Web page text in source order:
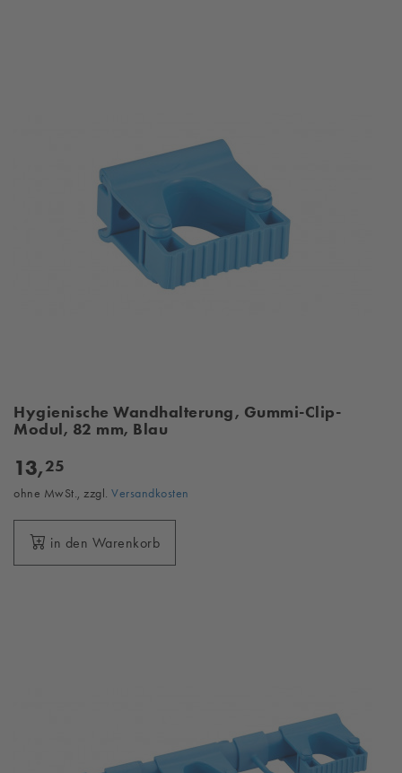
Hygienische Wandhalterung, Gummi-Clip-
Modul, 82 mm, Blau
13,25
ohne MwSt., zzgl. Versandkosten
in den Warenkorb